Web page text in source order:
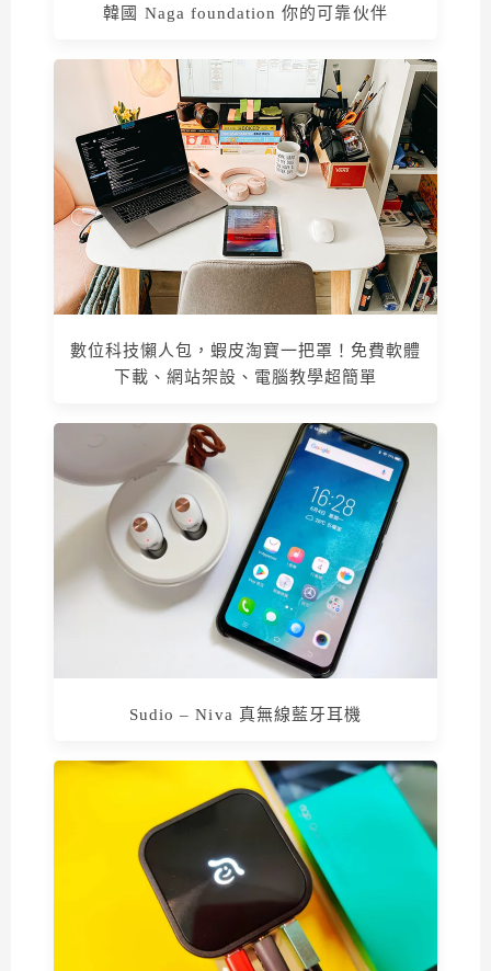
韓國 Naga foundation 你的可靠伙伴
數位科技懶人包，蝦皮淘寶一把罩！免費軟體
下載、網站架設、電腦教學超簡單
Sudio – Niva 真無線藍牙耳機